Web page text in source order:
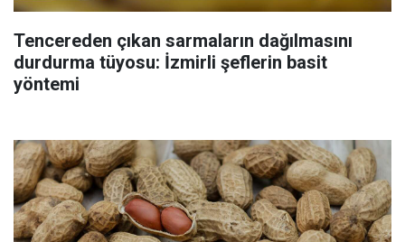
Tencereden çıkan sarmaların dağılmasını
durdurma tüyosu: İzmirli şeflerin basit
yöntemi